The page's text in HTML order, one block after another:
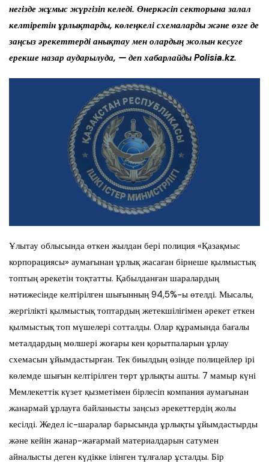
негізде жұмыс жүргізіп келеді. Өнеркәсіп секторына залал
келтіретін ұрлықтарды, көлеңкелі схемаларды және өзге де
заңсыз әрекеттерді анықтау мен олардың жолын кесуге
ерекше назар аударылуда, — деп хабарлайды Polisia.kz.
Ұлытау облысында өткен жылдан бері полиция «Қазақмыс
корпорациясы» аумағынан ұрлық жасаған бірнеше қылмыстық
топтың әрекетін тоқтатты. Қабылданған шаралардың
нәтижесінде келтірілген шығынның 94,5%-ы өтелді. Мысалы,
жергілікті қылмыстық топтардың жетекшілігімен әрекет еткен
қылмыстық топ мүшелері сотталды. Олар құрамында бағалы
металдардың мөлшері жоғары кен қорытпаларын ұрлау
схемасын ұйымдастырған. Тек биылдың өзінде полицейлер ірі
көлемде шығын келтірілген төрт ұрлықты ашты. 7 мамыр күні
Мемлекеттік күзет қызметімен бірлесіп компания аумағынан
жанармай ұрлауға байланысты заңсыз әрекеттердің жолы
кесілді. Жедел іс-шаралар барысында ұрлықты ұйымдастырды
және кейін жанар-жағармай материалдарын сатумен
айналысты деген күдікке ілінген тұлғалар ұсталды. Бір